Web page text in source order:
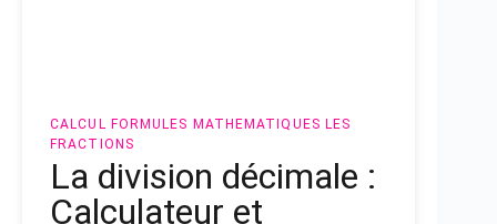
CALCUL FORMULES MATHEMATIQUES LES
FRACTIONS
La division décimale :
Calculateur et